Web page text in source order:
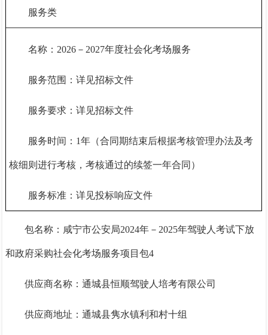
服务类
名称： 2026－2027年度社会化考场服务
服务范围：详见招标文件
服务要求：详见招标文件
服务时间： 1年（合同期结束后根据考核管理办法及考
核细则进行考核，考核通过的续签一年合同）
服务标准：详见投标响应文件
包名称：咸宁市公安局2024年－2025年驾驶人考试下放
和政府采购社会化考场服务项目包4
供应商名称：通城县恒顺驾驶人培考有限公司
供应商地址：通城县隽水镇利和村十组